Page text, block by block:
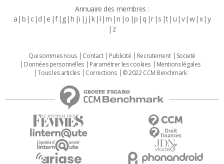
Annuaire des membres :
a b c d e f g h i j k l m n o p q r s t u v w x y
z
Qui sommes nous Contact Publicité Recrutement
Societé
Données personnelles
Paramétrer les cookies
Mentions légales
Tous les articles
Corrections © 2022 CCM Benchmark